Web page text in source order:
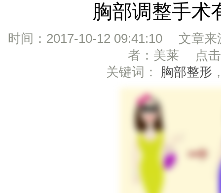
胸部调整手术
时间：2017-10-12 09:41:10 文章来
者：美莱 点击
关键词： 胸部整形